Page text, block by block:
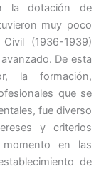
la dotación de
muy poco
(1936-1939)
De esta
la formación,
que se
fue diverso
y criterios
en las
de